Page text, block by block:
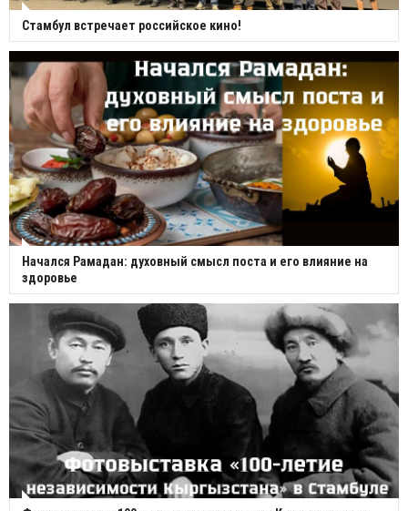
Стамбул встречает российское кино!
Начался Рамадан: духовный смысл поста и его влияние на
здоровье